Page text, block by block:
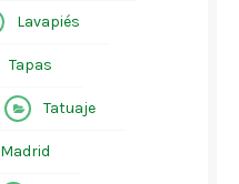
Lavapiés
Tapas
Tatuaje
Madrid